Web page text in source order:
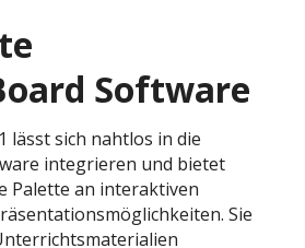
Software
lässt sich nahtlos in die
integrieren und bietet
Palette an interaktiven
Sie